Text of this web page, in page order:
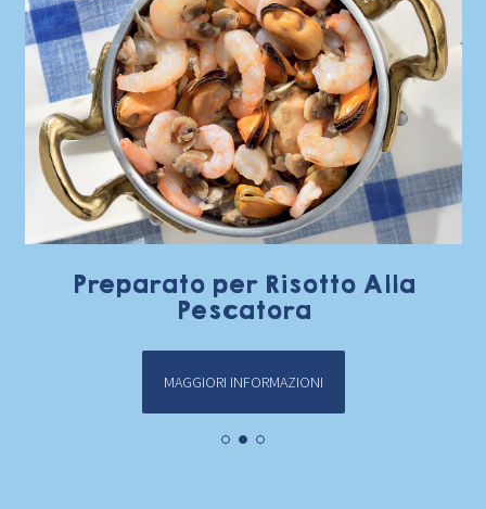
Preparato per Risotto Alla
Pescatora
MAGGIORI INFORMAZIONI